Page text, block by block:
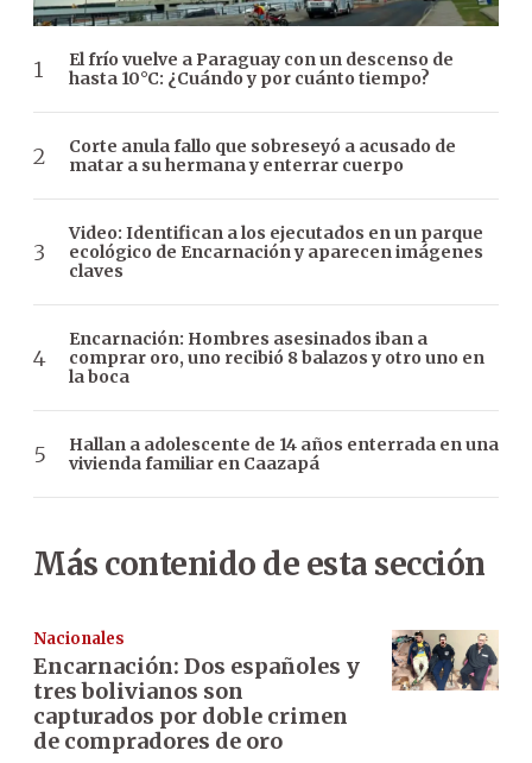
El frío vuelve a Paraguay con un descenso de
hasta 10°C: ¿Cuándo y por cuánto tiempo?
Corte anula fallo que sobreseyó a acusado de
matar a su hermana y enterrar cuerpo
Video: Identifican a los ejecutados en un parque
ecológico de Encarnación y aparecen imágenes
claves
Encarnación: Hombres asesinados iban a
comprar oro, uno recibió 8 balazos y otro uno en
la boca
Hallan a adolescente de 14 años enterrada en una
vivienda familiar en Caazapá
Más contenido de esta sección
Nacionales
Encarnación: Dos españoles y
tres bolivianos son
capturados por doble crimen
de compradores de oro